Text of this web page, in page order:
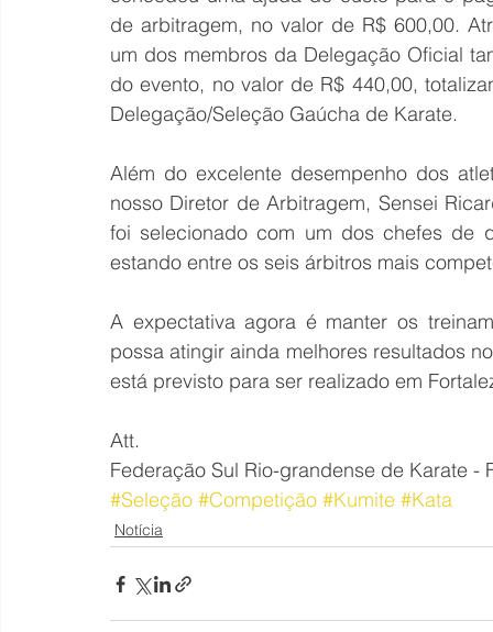
de arbitragem, no valor de R$ 600,00.
um dos membros da Delegação Oficial
do evento, no valor de R$ 440,00,
Delegação/Seleção Gaúcha de Karate.
Além do excelente desempenho dos
nosso Diretor de Arbitragem, Sensei
foi selecionado com um dos chefes de
estando entre os seis árbitros mais
A expectativa agora é manter os
possa atingir ainda melhores resultados
está previsto para ser realizado em
Att.
Federação Sul Rio-grandense de Karate -
#Seleção #Competição #Kumite #Kata
Notícia